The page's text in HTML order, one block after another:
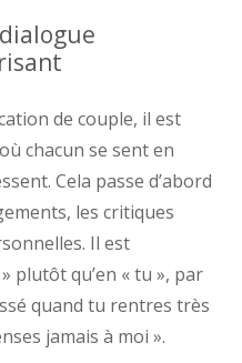
de couple, il est
chacun se sent en
Cela passe d’abord
les critiques
Il est
plutôt qu’en « tu », par
quand tu rentres très
jamais à moi ».